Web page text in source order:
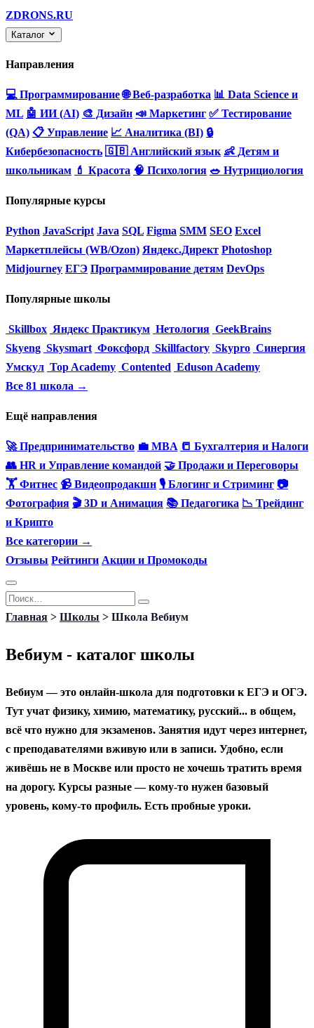
ZDRONS.RU
Каталог
Направления
💻 Программирование 🌐 Веб-разработка 📊 Data Science и
ML 🤖 ИИ (AI) 🎨 Дизайн 📣 Маркетинг ✅ Тестирование
(QA) 📋 Управление 📈 Аналитика (BI) 🔒
Кибербезопасность 🇬🇧 Английский язык 👶 Детям и
школьникам 💄 Красота 🧠 Психология 🥗 Нутрициология
Популярные курсы
Python JavaScript Java SQL Figma SMM SEO Excel
Маркетплейсы (WB/Ozon) Яндекс.Директ Photoshop
Midjourney ЕГЭ Программирование детям DevOps
Популярные школы
Skillbox Яндекс Практикум Нетология GeekBrains
Skyeng Skysmart Фоксфорд Skillfactory Skypro Синергия
Умскул Top Academy Contented Eduson Academy
Все 81 школа →
Ещё направления
🚀 Предпринимательство 💼 MBA 📒 Бухгалтерия и Налоги
👥 HR и Управление командой 🤝 Продажи и Переговоры
🏋️ Фитнес 📹 Видеопродакшн 🎙 Блогинг и Стриминг 📷
Фотография 🎬 3D и Анимация 📚 Педагогика 📉 Трейдинг
и Крипто
Все категории →
Отзывы Рейтинги Акции и Промокоды
Перейти
к
Search
for:
Главная > Школы > Школа Вебиум
Вебиум - каталог школы
Вебиум — это онлайн-школа для подготовки к ЕГЭ и ОГЭ.
Тут учат физику, химию, математику, русский... в общем,
всё что нужно для экзаменов. Занятия идут через интернет,
с преподавателями вживую или в записи. Удобно, если
живёшь не в Москве или просто не хочешь тратить время
на дорогу. Курсы разные — кому‑то нужен базовый
уровень, кому‑то профиль. Есть пробные уроки.